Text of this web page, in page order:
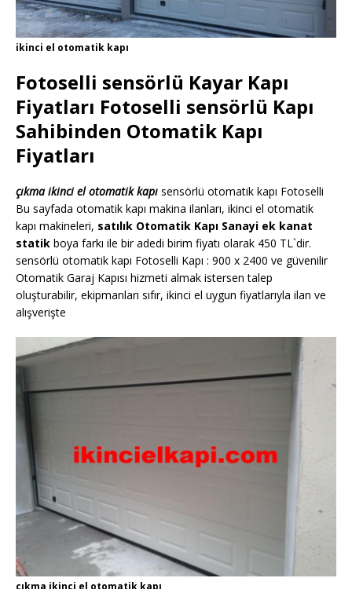
ikinci el otomatik kapı
Fotoselli sensörlü Kayar Kapı
Fiyatları Fotoselli sensörlü Kapı
Sahibinden Otomatik Kapı
Fiyatları
çıkma ikinci el otomatik kapı sensörlü otomatik kapı Fotoselli
Bu sayfada otomatik kapı makina ilanları, ikinci el otomatik
kapı makineleri, satılık Otomatik Kapı Sanayi ek kanat
statik boya farkı ile bir adedi birim fiyatı olarak 450 TL`dir.
sensörlü otomatik kapı Fotoselli Kapı : 900 x 2400 ve güvenilir
Otomatik Garaj Kapısı hizmeti almak istersen talep
oluşturabilir, ekipmanları sıfır, ikinci el uygun fiyatlarıyla ilan ve
alışverişte